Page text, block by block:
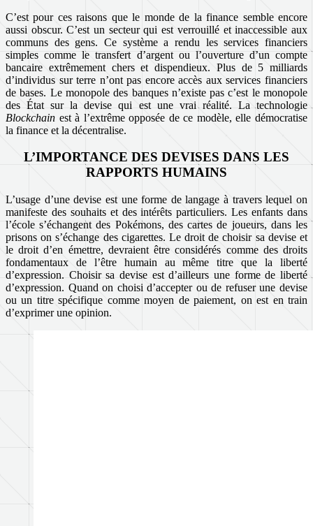
C’est pour ces raisons que le monde de la finance semble encore
aussi obscur. C’est un secteur qui est verrouillé et inaccessible aux
communs des gens. Ce système a rendu les services financiers
simples comme le transfert d’argent ou l’ouverture d’un compte
bancaire extrêmement chers et dispendieux. Plus de 5 milliards
d’individus sur terre n’ont pas encore accès aux services financiers
de bases. Le monopole des banques n’existe pas c’est le monopole
des État sur la devise qui est une vrai réalité. La technologie
Blockchain est à l’extrême opposée de ce modèle, elle démocratise
la finance et la décentralise.
L’IMPORTANCE DES DEVISES DANS LES
RAPPORTS HUMAINS
L’usage d’une devise est une forme de langage à travers lequel on
manifeste des souhaits et des intérêts particuliers. Les enfants dans
l’école s’échangent des Pokémons, des cartes de joueurs, dans les
prisons on s’échange des cigarettes. Le droit de choisir sa devise et
le droit d’en émettre, devraient être considérés comme des droits
fondamentaux de l’être humain au même titre que la liberté
d’expression. Choisir sa devise est d’ailleurs une forme de liberté
d’expression. Quand on choisi d’accepter ou de refuser une devise
ou un titre spécifique comme moyen de paiement, on est en train
d’exprimer une opinion.